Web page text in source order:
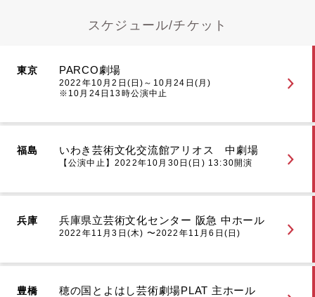
スケジュール/チケット
東京 PARCO劇場
2022年10月2日(日)～10月24日(月)
※10月24日13時公演中止
福島 いわき芸術文化交流館アリオス 中劇場
【公演中止】2022年10月30日(日) 13:30開演
兵庫 兵庫県立芸術文化センター 阪急 中ホール
2022年11月3日(木) 〜2022年11月6日(日)
豊橋 穂の国とよはし芸術劇場PLAT 主ホール